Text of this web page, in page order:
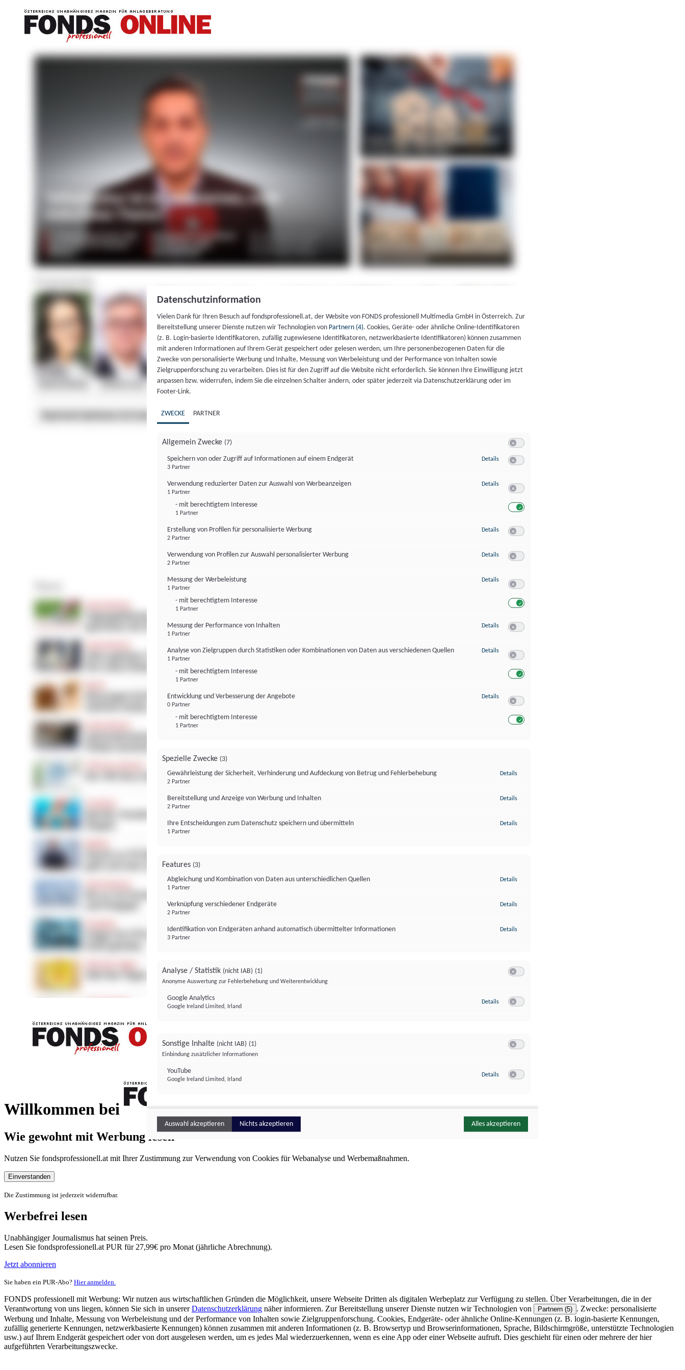
Willkommen bei
FONDS professionell
Wie gewohnt mit Werbung lesen
Nutzen Sie fondsprofessionell.at mit Ihrer Zustimmung zur Verwendung von Cookies für Webanalyse und Werbemaßnahmen.
Einverstanden
Die Zustimmung ist jederzeit widerrufbar.
Werbefrei lesen
Unabhängiger Journalismus hat seinen Preis.
Lesen Sie fondsprofessionell.at PUR für 27,99€ pro Monat (jährliche Abrechnung).
Jetzt abonnieren
Sie haben ein PUR-Abo? Hier anmelden.
FONDS professionell mit Werbung: Wir nutzen aus wirtschaftlichen Gründen die Möglichkeit, unsere Webseite Dritten als digitalen Werbeplatz zur Verfügung zu stellen. Über Verarbeitungen, die in der
Verantwortung von uns liegen, können Sie sich in unsererDatenschutzerklärung näher informieren. Zur Bereitstellung unserer Dienste nutzen wir Technologien von Partnern (5) . Zwecke: personalisierte
Werbung und Inhalte, Messung von Werbeleistung und der Performance von Inhalten sowie Zielgruppenforschung. Cookies, Endgeräte- oder ähnliche Online-Kennungen (z. B. login-basierte Kennungen,
zufällig generierte Kennungen, netzwerkbasierte Kennungen) können zusammen mit anderen Informationen (z. B. Browsertyp und Browserinformationen, Sprache, Bildschirmgröße, unterstützte Technologien
usw.) auf Ihrem Endgerät gespeichert oder von dort ausgelesen werden, um es jedes Mal wiederzuerkennen, wenn es eine App oder einer Webseite aufruft. Dies geschieht für einen oder mehrere der hier
aufgeführten Verarbeitungszwecke.
Datenschutzinformation
Vielen Dank für Ihren Besuch auf fondsprofessionell.at, der Website von FONDS professionell Multimedia GmbH in Österreich. Zur
Bereitstellung unserer Dienste nutzen wir Technologien von Partnern (4). Cookies, Geräte- oder ähnliche Online-Identifikatoren
(z. B. Login-basierte Identifikatoren, zufällig zugewiesene Identifikatoren, netzwerkbasierte Identifikatoren) können zusammen
mit anderen Informationen auf Ihrem Gerät gespeichert oder gelesen werden, um Ihre personenbezogenen Daten für die
Zwecke von personalisierte Werbung und Inhalte, Messung von Werbeleistung und der Performance von Inhalten sowie
Zielgruppenforschung zu verarbeiten. Dies ist für den Zugriff auf die Website nicht erforderlich. Sie können Ihre Einwilligung jetzt
anpassen bzw. widerrufen, indem Sie die einzelnen Schalter ändern, oder später jederzeit via Datenschutzerklärung oder im
Footer-Link.
ZWECKE PARTNER
Allgemein Zwecke (7)
Speichern von oder Zugriff auf Informationen auf einem Endgerät
3 Partner
Details zu Speichern von oder Zugriff auf Informationen auf einem Endgerät
Verwendung reduzierter Daten zur Auswahl von Werbeanzeigen
1 Partner
- mit berechtigtem Interesse
1 Partner
Details zu Verwendung reduzierter Daten zur Auswahl von Werbeanzeigen
Erstellung von Profilen für personalisierte Werbung
2 Partner
Details zu Erstellung von Profilen für personalisierte Werbung
Verwendung von Profilen zur Auswahl personalisierter Werbung
2 Partner
Details zu Verwendung von Profilen zur Auswahl personalisierter Werbung
Messung der Werbeleistung
1 Partner
- mit berechtigtem Interesse
1 Partner
Details zu Messung der Werbeleistung
Messung der Performance von Inhalten
1 Partner
Details zu Messung der Performance von Inhalten
Analyse von Zielgruppen durch Statistiken oder Kombinationen von Daten aus verschiedenen Quellen
1 Partner
- mit berechtigtem Interesse
1 Partner
Details zu Analyse von Zielgruppen durch Statistiken oder Kombinationen von
Entwicklung und Verbesserung der Angebote
0 Partner
- mit berechtigtem Interesse
1 Partner
Details zu Entwicklung und Verbesserung der Angebote
Spezielle Zwecke (3)
Gewährleistung der Sicherheit, Verhinderung und Aufdeckung von Betrug und Fehlerbehebung
2 Partner
Details
Bereitstellung und Anzeige von Werbung und Inhalten
2 Partner
Details
Ihre Entscheidungen zum Datenschutz speichern und übermitteln
1 Partner
Details
Features (3)
Abgleichung und Kombination von Daten aus unterschiedlichen Quellen
1 Partner
Details
Verknüpfung verschiedener Endgeräte
2 Partner
Details
Identifikation von Endgeräten anhand automatisch übermittelter Informationen
3 Partner
Details
Analyse / Statistik (nicht IAB) (1)
Anonyme Auswertung zur Fehlerbehebung und Weiterentwicklung
Google Analytics
Google Ireland Limited, Irland
Details zu Google Analytics
Sonstige Inhalte (nicht IAB) (1)
Einbindung zusätzlicher Informationen
YouTube
Google Ireland Limited, Irland
Details zu YouTube
Auswahl akzeptieren Nichts akzeptieren Alles akzeptieren